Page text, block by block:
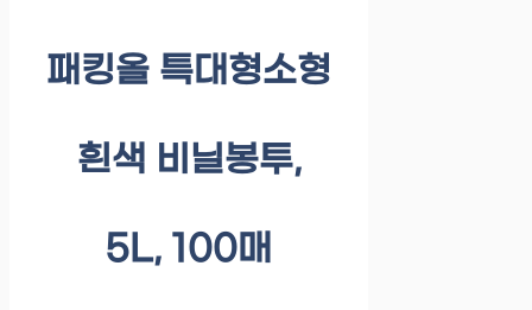
패킹올 특대형소형
흰색 비닐봉투,
5L, 100매